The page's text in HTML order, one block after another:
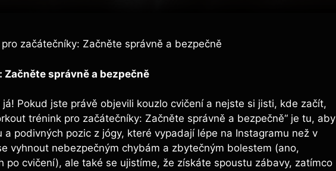
začátečníky: Začněte správně a bezpečně
správně a bezpečně
Pokud jste právě objevili kouzlo cvičení a nejste si jisti, kde začít,
trénink pro začátečníky: Začněte správně a bezpečně“ je tu, aby
podivných pozic z jógy, které vypadají lépe na Instagramu než v
vyhnout nebezpečným chybám a zbytečným bolestem (ano,
po cvičení), ale také se ujistíme, že získáte spoustu zábavy, zatímco